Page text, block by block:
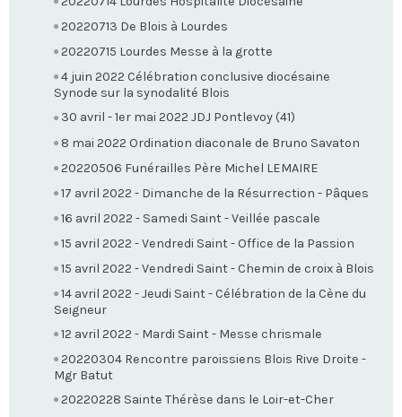
20220713 De Blois à Lourdes
20220715 Lourdes Messe à la grotte
4 juin 2022 Célébration conclusive diocésaine
Synode sur la synodalité Blois
30 avril - 1er mai 2022 JDJ Pontlevoy (41)
8 mai 2022 Ordination diaconale de Bruno Savaton
20220506 Funérailles Père Michel LEMAIRE
17 avril 2022 - Dimanche de la Résurrection - Pâques
16 avril 2022 - Samedi Saint - Veillée pascale
15 avril 2022 - Vendredi Saint - Office de la Passion
15 avril 2022 - Vendredi Saint - Chemin de croix à Blois
14 avril 2022 - Jeudi Saint - Célébration de la Cène du
Seigneur
12 avril 2022 - Mardi Saint - Messe chrismale
20220304 Rencontre paroissiens Blois Rive Droite -
Mgr Batut
20220228 Sainte Thérèse dans le Loir-et-Cher